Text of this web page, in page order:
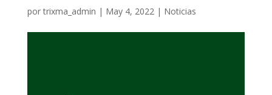
portrixma_admin | May 4, 2022| Noticias